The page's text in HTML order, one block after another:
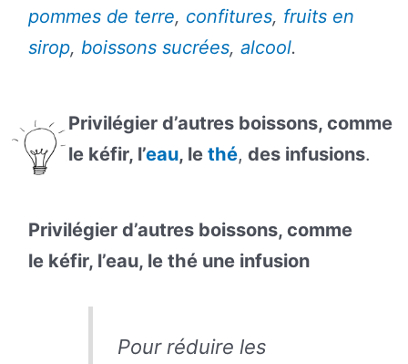
pommes de terre, confitures, fruits en
sirop, boissons sucrées, alcool.
Privilégier d’autres boissons, comme
le kéfir, l’eau, le thé, des infusions.
Privilégier d’autres boissons, comme
le kéfir, l’eau, le thé une infusion
Pour réduire les